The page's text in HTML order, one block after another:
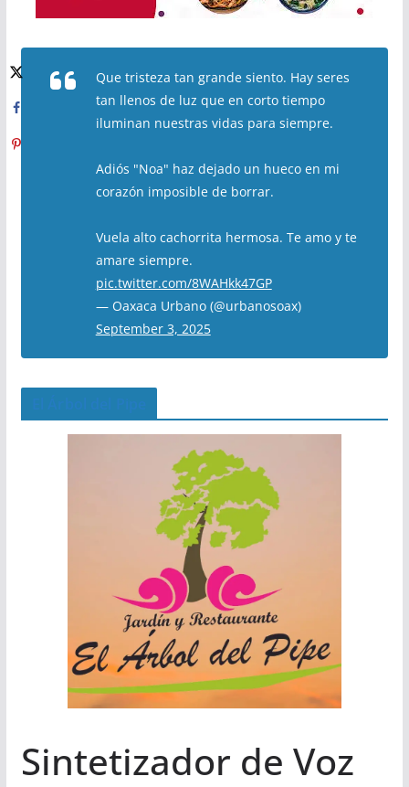
Que tristeza tan grande siento. Hay seres
tan llenos de luz que en corto tiempo
iluminan nuestras vidas para siempre.
Adiós "Noa" haz dejado un hueco en mi
corazón imposible de borrar.
Vuela alto cachorrita hermosa. Te amo y te
amare siempre.
pic.twitter.com/8WAHkk47GP
— Oaxaca Urbano (@urbanosoax)
September 3, 2025
Sintetizador de Voz